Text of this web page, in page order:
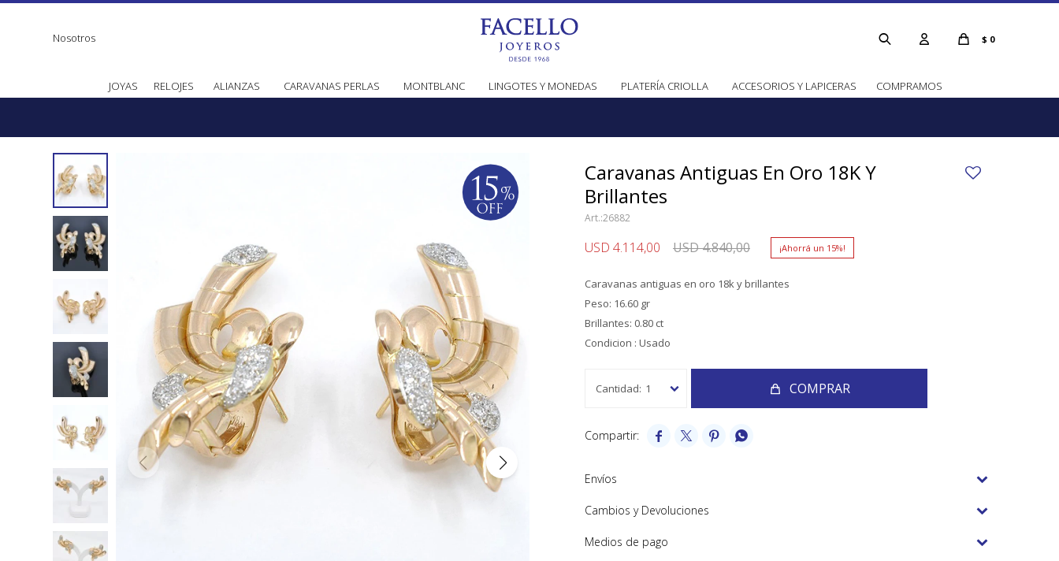
JOYAS RELOJES ALIANZAS CARAVANAS PERLAS MONTBLANC LINGOTES Y MONEDAS PLATERÍA CRIOLLA ACCESORIOS Y LAPICERAS COMPRAMOS
$ 0
Nosotros
Caravanas Antiguas En Oro 18K Y
Brillantes
26882
USD 4.114,00 USD4.840,00 15
Caravanas antiguas en oro 18k y brillantes
Peso: 16.60 gr
Brillantes: 0.80 ct
Condicion : Usado
1 COMPRAR
   
Envíos
Cambios y Devoluciones
Medios de pago